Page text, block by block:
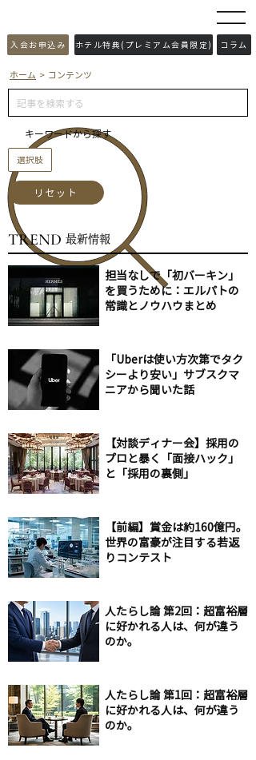
​入会お申込み ホテル特典(プレミアム会員限定) コラム
ホーム > コンテンツ
キーワードから探す
選択肢
リセット
TREND ​最新情報
担当なしで「初バーキン」
を買うために：エルパトの
常識とノウハウまとめ
「Uberは使い方次第でタク
シーより安い」サブスクマ
ニアから聞いた話
【対談ディナー会】採用の
プロと暴く「面接ハック」
と「採用の裏側」
【前編】賞金は約160億円。
世界の富豪が注目する若返
りコンテスト
人たらし論 第2回：超富裕層
に好かれる人は、何が違う
のか。
人たらし論 第1回：超富裕層
に好かれる人は、何が違う
のか。